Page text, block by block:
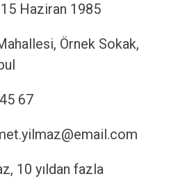
Haziran 1985
Örnek Sokak,
67
10 yıldan fazla